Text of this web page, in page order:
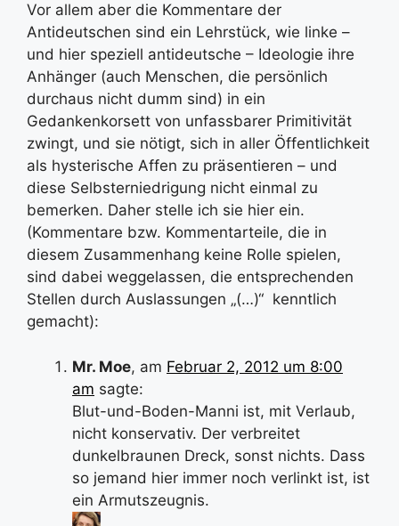
Vor allem aber die Kommentare der
Antideutschen sind ein Lehrstück, wie linke –
und hier speziell antideutsche – Ideologie ihre
Anhänger (auch Menschen, die persönlich
durchaus nicht dumm sind) in ein
Gedankenkorsett von unfassbarer Primitivität
zwingt, und sie nötigt, sich in aller Öffentlichkeit
als hysterische Affen zu präsentieren – und
diese Selbsterniedrigung nicht einmal zu
bemerken. Daher stelle ich sie hier ein.
(Kommentare bzw. Kommentarteile, die in
diesem Zusammenhang keine Rolle spielen,
sind dabei weggelassen, die entsprechenden
Stellen durch Auslassungen „(…)“ kenntlich
gemacht):
Mr. Moe, am Februar 2, 2012 um 8:00
am sagte:
Blut-und-Boden-Manni ist, mit Verlaub,
nicht konservativ. Der verbreitet
dunkelbraunen Dreck, sonst nichts. Dass
so jemand hier immer noch verlinkt ist, ist
ein Armutszeugnis.